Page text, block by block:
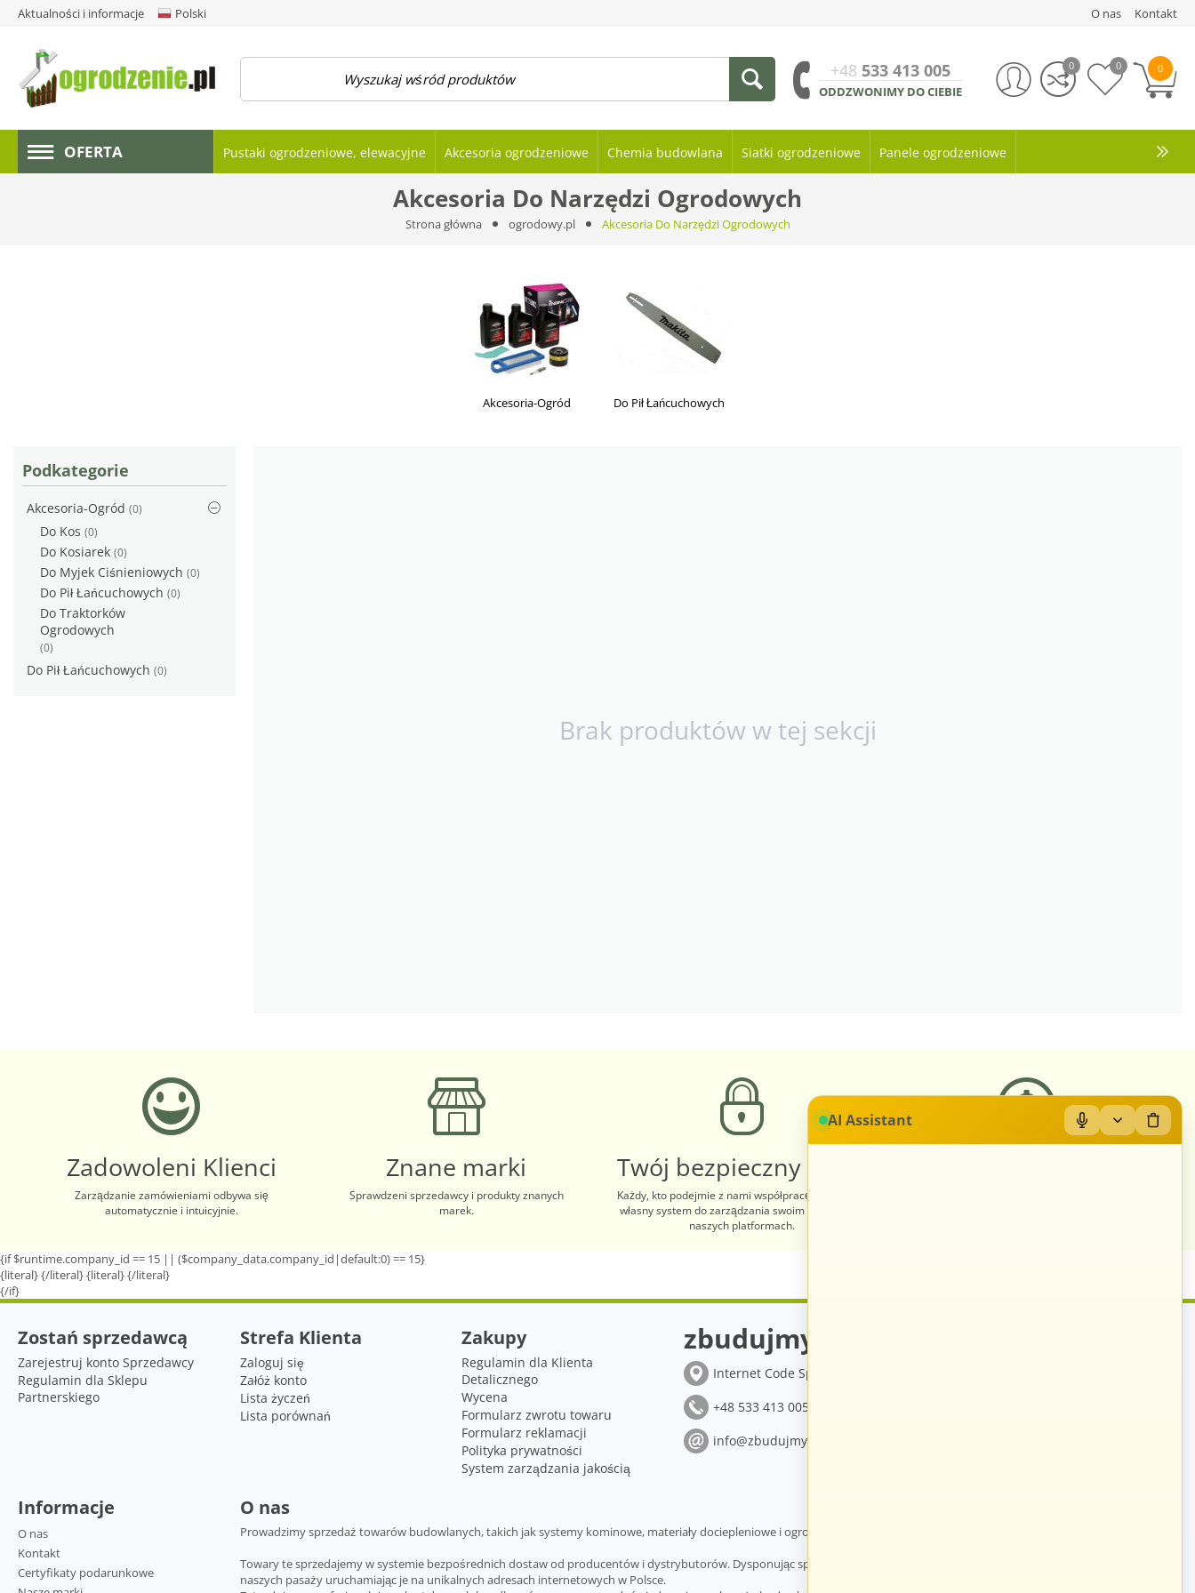
Aktualności i informacje Polski O nas Kontakt
+48 533 413 005
ODDZWONIMY DO CIEBIE
0
0 0
OFERTA Pustaki ogrodzeniowe, elewacyjne Akcesoria ogrodzeniowe Chemia budowlana Siatki ogrodzeniowe Panele ogrodzeniowe
Akcesoria Do Narzędzi Ogrodowych
Strona główna ogrodowy.pl Akcesoria Do Narzędzi Ogrodowych
Akcesoria-Ogród Do Pił Łańcuchowych
Podkategorie
Akcesoria-Ogród (0)
Do Kos (0)
Do Kosiarek (0)
Do Myjek Ciśnieniowych (0)
Do Pił Łańcuchowych (0)
Do Traktorków
Ogrodowych
(0)
Do Pił Łańcuchowych (0)
menu
Brak produktów w tej sekcji
Zadowoleni Klienci
Zarządzanie zamówieniami odbywa się
automatycznie i intuicyjnie.
Znane marki
Sprawdzeni sprzedawcy i produkty znanych
marek.
Twój bezpieczny sklep
Każdy, kto podejmie z nami współpracę, otrzymuje
własny system do zarządzania swoim sklepem na
naszych platformach.
{if $runtime.company_id == 15 || ($company_data.company_id|default:0) == 15}
{literal}{/literal}
AI Assistant
{literal}{/literal}
{/if}
Zostań sprzedawcą
Zarejestruj konto Sprzedawcy
Regulamin dla Sklepu
Partnerskiego
Strefa Klienta
Zaloguj się
Załóż konto
Lista życzeń
Lista porównań
Zakupy
Regulamin dla Klienta
Detalicznego
Wycena
Formularz zwrotu towaru
Formularz reklamacji
Polityka prywatności
System zarządzania jakością
zbudujmy.pl
Internet Code Sp. z o.o., ul. św. Rocha 4a, 35-330 Rzeszów, Polska
+48 533 413 005
info@zbudujmy.pl
Informacje
O nas
Kontakt
Certyfikaty podarunkowe
O nas
Prowadzimy sprzedaż towarów budowlanych, takich jak systemy kominowe, materiały dociepleniowe i ogrodzeniowe, technika grzewcza oraz osprzęt do domu i ogrodu.
Towary te sprzedajemy w systemie bezpośrednich dostaw od producentów i dystrybutorów. Dysponując specjalistyczną kadrą informatyczną, stworzyliśmy oprogramowanie
naszych pasaży uruchamiając je na unikalnych adresach internetowych w Polsce.